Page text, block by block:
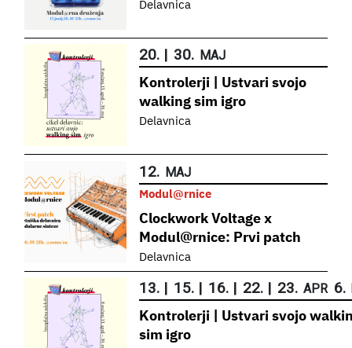
Delavnica
20. | 30. MAJ
Kontrolerji | Ustvari svojo
walking sim igro
Delavnica
12. MAJ
Modul@rnice
Clockwork Voltage x
Modul@rnice: Prvi patch
Delavnica
13. | 15. | 16. | 22. | 23. APR 6.
Kontrolerji | Ustvari svojo
sim igro